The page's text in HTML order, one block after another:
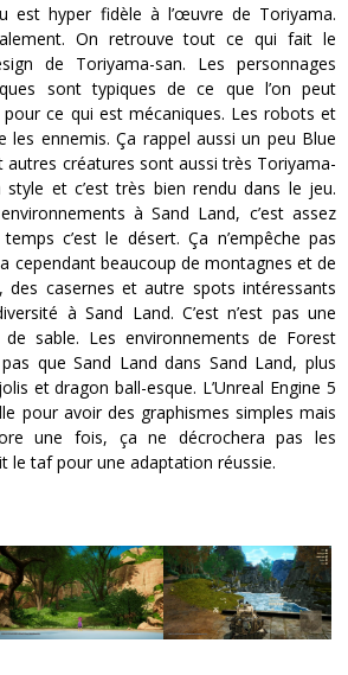
est hyper fidèle à l’œuvre de Toriyama.
On retrouve tout ce qui fait le
de Toriyama-san. Les personnages
sont typiques de ce que l’on peut
pour ce qui est mécaniques. Les robots et
les ennemis. Ça rappel aussi un peu Blue
autres créatures sont aussi très Toriyama-
style et c’est très bien rendu dans le jeu.
à Sand Land, c’est assez
c’est le désert. Ça n’empêche pas
cependant beaucoup de montagnes et de
des casernes et autre spots intéressants
à Sand Land. C’est n’est pas une
sable. Les environnements de Forest
que Sand Land dans Sand Land, plus
et dragon ball-esque. L’Unreal Engine 5
pour avoir des graphismes simples mais
une fois, ça ne décrochera pas les
le taf pour une adaptation réussie.